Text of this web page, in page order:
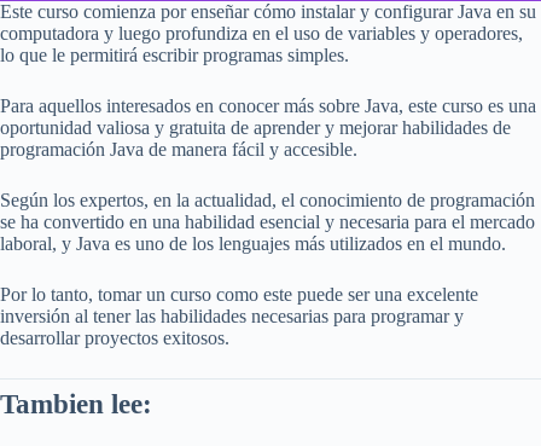
Este curso comienza por enseñar cómo instalar y configurar Java en su
computadora y luego profundiza en el uso de variables y operadores,
lo que le permitirá escribir programas simples.
Para aquellos interesados en conocer más sobre Java, este curso es una
oportunidad valiosa y gratuita de aprender y mejorar habilidades de
programación Java de manera fácil y accesible.
Según los expertos, en la actualidad, el conocimiento de programación
se ha convertido en una habilidad esencial y necesaria para el mercado
laboral, y Java es uno de los lenguajes más utilizados en el mundo.
Por lo tanto, tomar un curso como este puede ser una excelente
inversión al tener las habilidades necesarias para programar y
desarrollar proyectos exitosos.
Tambien lee: